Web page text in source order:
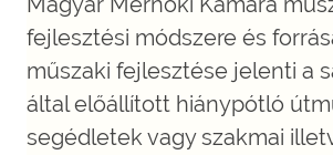
fejlesztési módszere és
műszaki fejlesztése jelenti a
által előállított hiánypótló
segédletek vagy szakmai